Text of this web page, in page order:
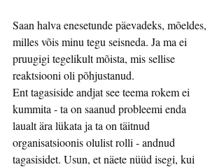
Saan halva enesetunde päevadeks, mõeldes,
milles võis minu tegu seisneda. Ja ma ei
pruugigi tegelikult mõista, mis sellise
reaktsiooni oli põhjustanud.
Ent tagasiside andjat see teema rokem ei
kummita - ta on saanud probleemi enda
laualt ära lükata ja ta on täitnud
organisatsioonis olulist rolli - andnud
tagasisidet. Usun, et näete nüüd isegi, kui